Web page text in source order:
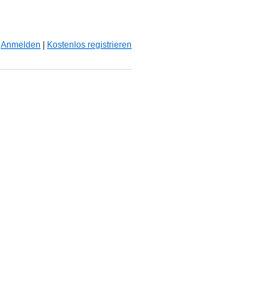
Anmelden Kostenlos registrieren